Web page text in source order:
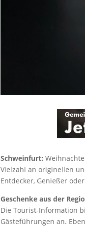
Schweinfurt:
Vielzahl an originellen
Entdecker, Genießer
Geschenke aus der
Die Tourist-Information
Gästeführungen an.